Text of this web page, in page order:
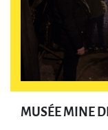
MUSÉE MINE